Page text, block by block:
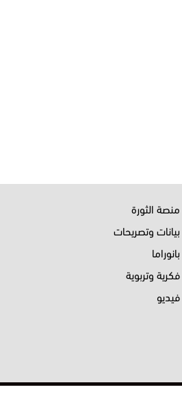
منصة الثورة
بيانات وتصريحات
بانوراما
فكرية وتربوية
فيديو